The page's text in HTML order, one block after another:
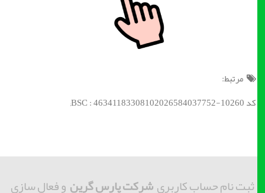
مرتبط:
کد BSC : 46341183308102026584037752-10260;
ثبت نام حساب کاربریشرکت پارس گرینو فعال سازی